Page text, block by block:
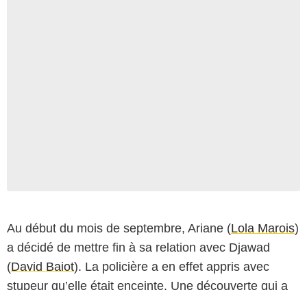
Au début du mois de septembre, Ariane (Lola Marois)
a décidé de mettre fin à sa relation avec Djawad
(David Baiot). La policière a en effet appris avec
stupeur qu’elle était enceinte. Une découverte qui a